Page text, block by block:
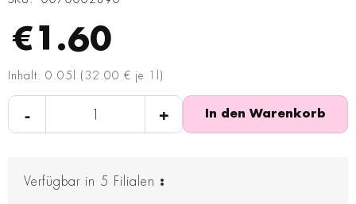
€1.60
Inhalt: 0.05l (32.00 € je 1l)
- + In den Warenkorb
Verfügbar in 5 Filialen :